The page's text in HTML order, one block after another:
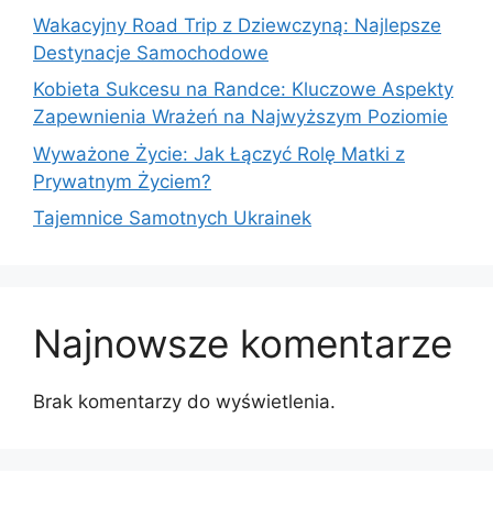
Wakacyjny Road Trip z Dziewczyną: Najlepsze
Destynacje Samochodowe
Kobieta Sukcesu na Randce: Kluczowe Aspekty
Zapewnienia Wrażeń na Najwyższym Poziomie
Wyważone Życie: Jak Łączyć Rolę Matki z
Prywatnym Życiem?
Tajemnice Samotnych Ukrainek
Najnowsze komentarze
Brak komentarzy do wyświetlenia.